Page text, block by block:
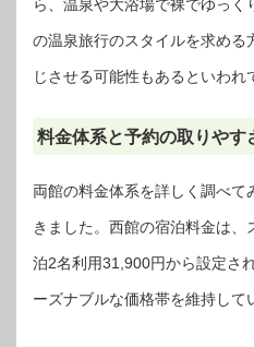
ら、温泉や大浴場で裸でゆっ
の温泉旅行のスタイルを求める
じさせる可能性もあるといわれ
料金体系と予約の取りやす
両館の料金体系を詳しく調べて
きました。西館の宿泊料金は、
泊2名利用31,900円から設定さ
ーズナブルな価格帯を維持して